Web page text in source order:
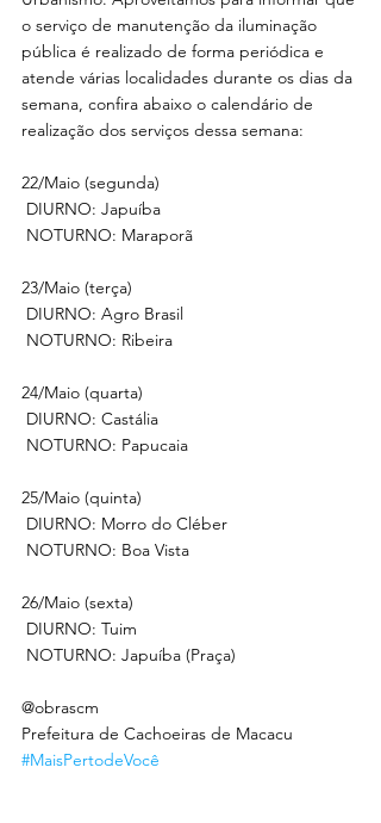
o serviço de manutenção da iluminação
pública é realizado de forma periódica e
atende várias localidades durante os dias da
semana, confira abaixo o calendário de
realização dos serviços dessa semana:
22/Maio (segunda)
DIURNO: Japuíba
NOTURNO: Maraporã
23/Maio (terça)
DIURNO: Agro Brasil
NOTURNO: Ribeira
24/Maio (quarta)
DIURNO: Castália
NOTURNO: Papucaia
25/Maio (quinta)
DIURNO: Morro do Cléber
NOTURNO: Boa Vista
26/Maio (sexta)
DIURNO: Tuim
NOTURNO: Japuíba (Praça)
@obrascm
Prefeitura de Cachoeiras de Macacu
#MaisPertodeVocê